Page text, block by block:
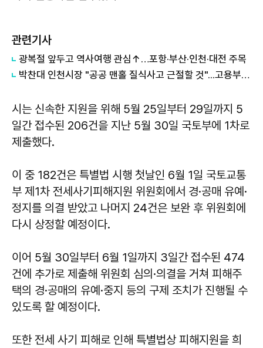
관련기사
광복절 앞두고 역사여행 관심↑…포항·부산·인천·대전 주목
박찬대 인천시장 "공공 맨홀 질식사고 근절할 것"...고용부와 공동대응 선언
시는 신속한 지원을 위해 5월 25일부터 29일까지 5
일간 접수된 206건을 지난 5월 30일 국토부에 1차로
제출했다.
이 중 182건은 특별법 시행 첫날인 6월 1일 국토교통
부 제1차 전세사기피해지원 위원회에서 경·공매 유예·
정지를 의결 받았고 나머지 24건은 보완 후 위원회에
다시 상정할 예정이다.
이어 5월 30일부터 6월 1일까지 3일간 접수된 474
건에 추가로 제출해 위원회 심의·의결을 거쳐 피해주
택의 경·공매의 유예·중지 등의 구제 조치가 진행될 수
있도록 할 예정이다.
또한 전세 사기 피해로 인해 특별법상 피해지원을 희